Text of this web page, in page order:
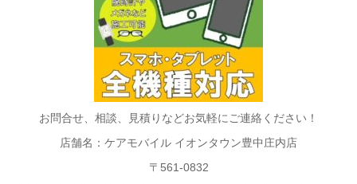
お問合せ、相談、見積りなどお気軽にご連絡ください！
店舗名：ケアモバイル イオンタウン豊中庄内店
〒561-0832